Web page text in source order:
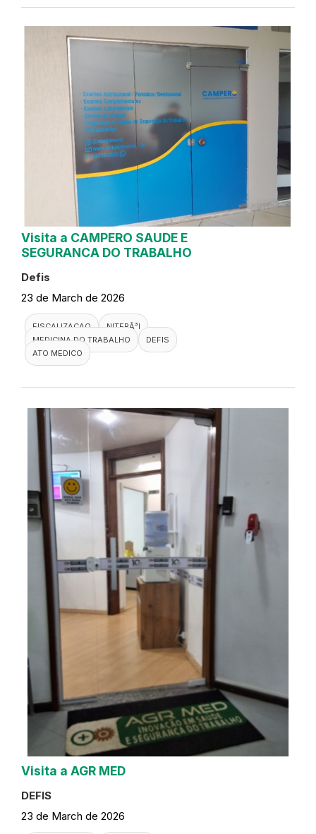
Visita a CAMPERO SAUDE E
SEGURANCA DO TRABALHO
Defis
23 de March de 2026
FISCALIZACAO
NITERÃ³I
MEDICINA DO TRABALHO
DEFIS
ATO MEDICO
Visita a AGR MED
DEFIS
23 de March de 2026